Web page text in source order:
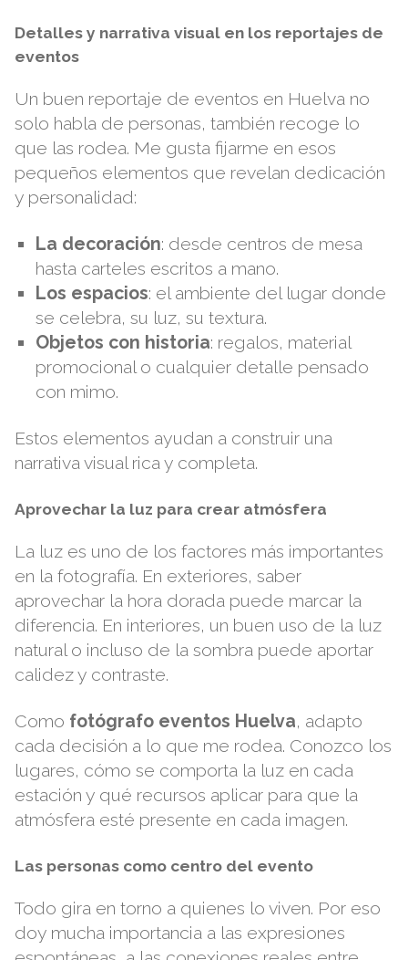
Detalles y narrativa visual en los reportajes de
eventos
Un buen reportaje de eventos en Huelva no
solo habla de personas, también recoge lo
que las rodea. Me gusta fijarme en esos
pequeños elementos que revelan dedicación
y personalidad:
La decoración: desde centros de mesa
hasta carteles escritos a mano.
Los espacios: el ambiente del lugar donde
se celebra, su luz, su textura.
Objetos con historia: regalos, material
promocional o cualquier detalle pensado
con mimo.
Estos elementos ayudan a construir una
narrativa visual rica y completa.
Aprovechar la luz para crear atmósfera
La luz es uno de los factores más importantes
en la fotografía. En exteriores, saber
aprovechar la hora dorada puede marcar la
diferencia. En interiores, un buen uso de la luz
natural o incluso de la sombra puede aportar
calidez y contraste.
Como fotógrafo eventos Huelva, adapto
cada decisión a lo que me rodea. Conozco los
lugares, cómo se comporta la luz en cada
estación y qué recursos aplicar para que la
atmósfera esté presente en cada imagen.
Las personas como centro del evento
Todo gira en torno a quienes lo viven. Por eso
doy mucha importancia a las expresiones